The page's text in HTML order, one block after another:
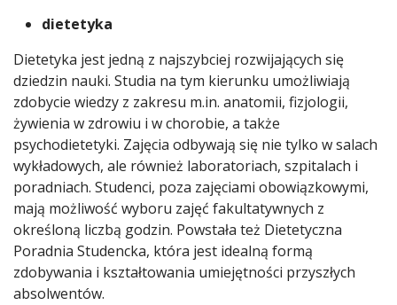
dietetyka
Dietetyka jest jedną z najszybciej rozwijających się
dziedzin nauki. Studia na tym kierunku umożliwiają
zdobycie wiedzy z zakresu m.in. anatomii, fizjologii,
żywienia w zdrowiu i w chorobie, a także
psychodietetyki. Zajęcia odbywają się nie tylko w salach
wykładowych, ale również laboratoriach, szpitalach i
poradniach. Studenci, poza zajęciami obowiązkowymi,
mają możliwość wyboru zajęć fakultatywnych z
określoną liczbą godzin. Powstała też Dietetyczna
Poradnia Studencka, która jest idealną formą
zdobywania i kształtowania umiejętności przyszłych
absolwentów.